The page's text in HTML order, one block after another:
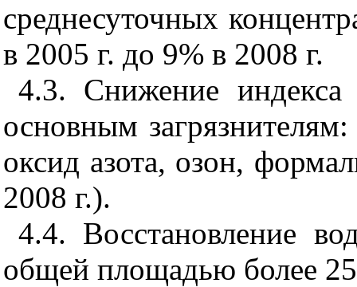
среднесуточных
в 2005 г. до 9% в 2008 г.
4.3. Снижение индекса
основным
оксид азота, озон,
2008 г.).
4.4. Восстановление
общей площадью более